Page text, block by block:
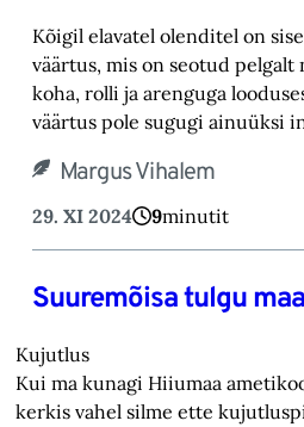
Kõigil elavatel olenditel on
väärtus, mis on seotud pelgalt
koha, rolli ja arenguga
väärtus pole sugugi ainuüksi
Margus Vihalem
29. XI 2024 9minutit
Suuremõisa tulgu
Kujutlus
Kui ma kunagi Hiiumaa
kerkis vahel silme ette